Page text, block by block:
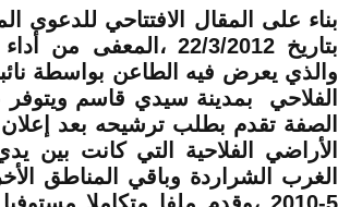
بناء على المقال الافتتاحي
بتاريخ 22/3/2012
والذي يعرض فيه الطاعن بواسطة
الفلاحي بمدينة سيدي قاسم
الصفة تقدم بطلب ترشيحه بعد
الأراضي الفلاحية التي كانت
الغرب الشراردة وباقي المناطق